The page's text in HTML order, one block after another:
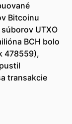
Bitcoinu
UTXO
BCH bolo
478559),
transakcie